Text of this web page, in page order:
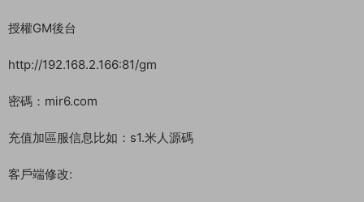
授權GM後台
http://192.168.2.166:81/gm
密碼：mir6.com
充值加區服信息比如：s1.米人源碼
客戶端修改: